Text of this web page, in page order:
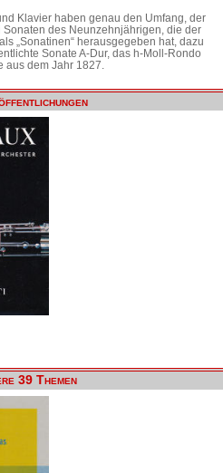
Klavier haben genau den Umfang, der
des Neunzehnjährigen, die der
„Sonatinen“ herausgegeben hat, dazu
Sonate A-Dur, das h-Moll-Rondo
dem Jahr 1827.
39 Themen